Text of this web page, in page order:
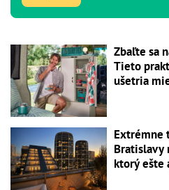
Zbaľte sa
Tieto
ušetria
Extrémne
Bratislavy
ktorý ešte